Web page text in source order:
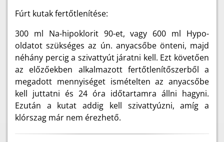
Fúrt kutak fertőtlenítése:
300 ml Na-hipoklorit 90-et, vagy 600 ml Hypo-
oldatot szükséges az ún. anyacsőbe önteni, majd
néhány percig a szivattyút járatni kell. Ezt követően
az előzőekben alkalmazott fertőtlenítőszerből a
megadott mennyiséget ismételten az anyacsőbe
kell juttatni és 24 óra időtartamra állni hagyni.
Ezután a kutat addig kell szivattyúzni, amíg a
klórszag már nem érezhető.